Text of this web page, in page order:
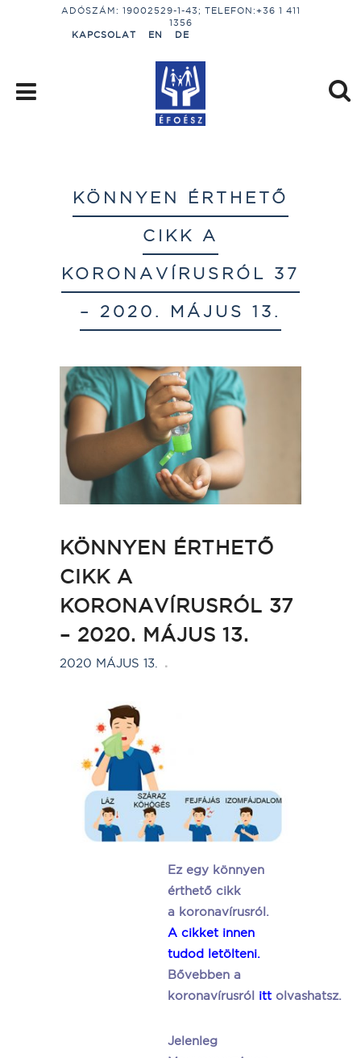
ADÓSZÁM: 19002529-1-43; TELEFON:+36 1 411
1356
KAPCSOLAT
EN DE
KÖNNYEN ÉRTHETŐ
CIKK A
KORONAVÍRUSRÓL 37
– 2020. MÁJUS 13.
KÖNNYEN ÉRTHETŐ
CIKK A
KORONAVÍRUSRÓL 37
– 2020. MÁJUS 13.
2020 MÁJUS 13.
Ez egy könnyen
érthető cikk
a koronavírusról.
A cikket innen
tudod letölteni.
Bővebben a
koronavírusról itt olvashatsz.
Jelenleg